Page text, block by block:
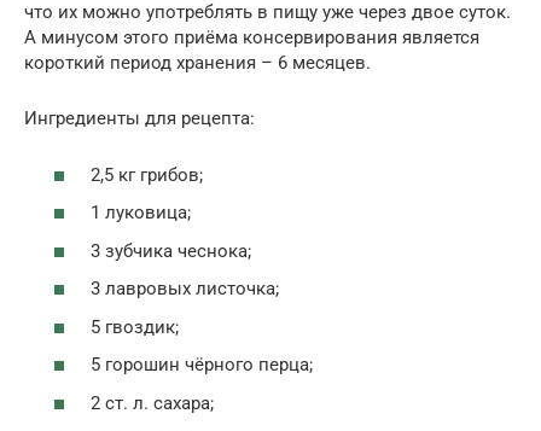
что их можно употреблять в пищу уже через двое суток.
А минусом этого приёма консервирования является
короткий период хранения – 6 месяцев.
Ингредиенты для рецепта:
2,5 кг грибов;
1 луковица;
3 зубчика чеснока;
3 лавровых листочка;
5 гвоздик;
5 горошин чёрного перца;
2 ст. л. сахара;